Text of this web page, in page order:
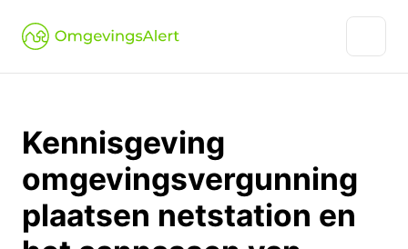
Kennisgeving
omgevingsvergunning
plaatsen netstation en